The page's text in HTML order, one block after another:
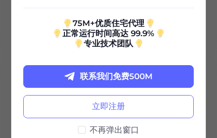
24/7 支持
$0.85 /GB
75M+优质住宅代理
正常运行时间高达 99.9%
专业技术团队
立即注册
联系我们免费500M
不再弹出窗口